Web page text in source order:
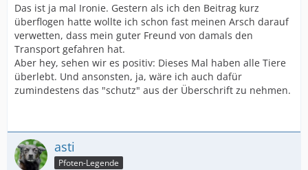
Das ist ja mal Ironie. Gestern als ich den Beitrag kurz
überflogen hatte wollte ich schon fast meinen Arsch darauf
verwetten, dass mein guter Freund von damals den
Transport gefahren hat.
Aber hey, sehen wir es positiv: Dieses Mal haben alle Tiere
überlebt. Und ansonsten, ja, wäre ich auch dafür
zumindestens das "schutz" aus der Überschrift zu nehmen.
asti
Pfoten-Legende